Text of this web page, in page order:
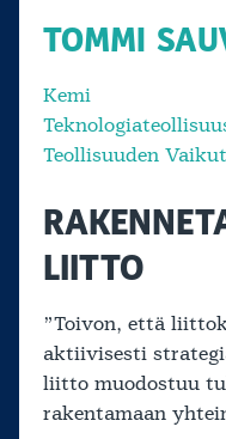
TOMMI
Kemi
Teollisuuden
LIITTO
”Toivon, että
aktiivisesti
liitto muodostuu
rakentamaan